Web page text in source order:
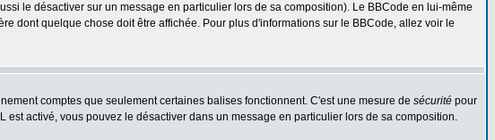
le désactiver sur un message en particulier lors de sa composition). Le BBCode en lui-même
dont quelque chose doit être affichée. Pour plus d'informations sur le BBCode, allez voir le
comptes que seulement certaines balises fonctionnent. C'est une mesure de sécurité pour
activé, vous pouvez le désactiver dans un message en particulier lors de sa composition.